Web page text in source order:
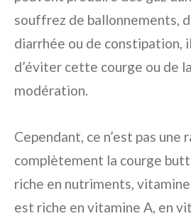
souffrez de ballonnements,
diarrhée ou de constipation,
d’éviter cette courge ou de
modération.
Cependant, ce n’est pas une
complètement la courge
riche en nutriments,
est riche en vitamine A, en